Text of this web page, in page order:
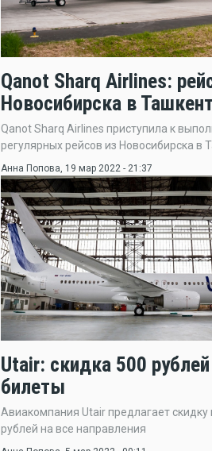
Qanot Sharq Airlines:
Новосибирска в Ташкент
Qanot Sharq Airlines приступила к
регулярных рейсов из Новосибирска в
Анна Попова, 19 мар 2022 - 21:37
Utair: скидка 500
билеты
Авиакомпания Utair предлагает скидку
рублей на все направления